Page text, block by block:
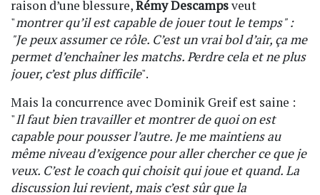
raison d’une blessure,Rémy Descampsveut
"montrer qu’il est capable de jouer tout le temps" :
"Je peux assumer ce rôle. C’est un vrai bol d’air, ça me
permet d’enchaîner les matchs. Perdre cela et ne plus
jouer, c’est plus difficile".
Mais la concurrence avec Dominik Greif est saine :
"Il faut bien travailler et montrer de quoi on est
capable pour pousser l’autre. Je me maintiens au
même niveau d’exigence pour aller chercher ce que je
veux. C’est le coach qui choisit qui joue et quand. La
discussion lui revient, mais c’est sûr que la